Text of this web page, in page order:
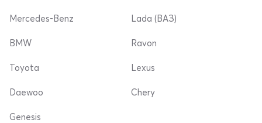
Mercedes-Benz Lada (ВАЗ)
BMW
Toyota
Daewoo
Ravon
Lexus
Chery
Genesis